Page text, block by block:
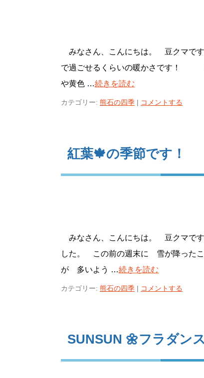
みなさん、こんにちは。 豆クマ
で過ごせるくらいの暖かさです！
や黄色 …続きを読む
カテゴリー: 熊石の四季 | コメントする
紅葉🍁の季節です！
みなさん、こんにちは。 豆クマで
した。 この前の週末に 雪が降った
が 多いよう …続きを読む
カテゴリー: 熊石の四季 | コメントする
SUNSUN 🌼フラダン